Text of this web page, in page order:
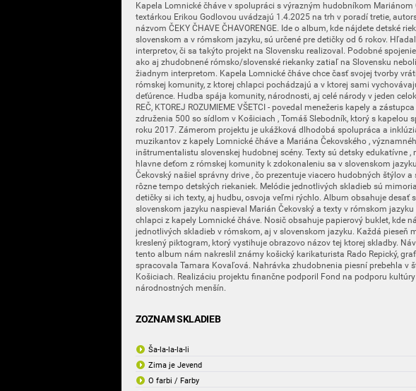
Kapela Lomnické čháve v spolupráci s výrazným hudobníkom Mariánom
textárkou Erikou Godlovou uvádzajú 1.4.2025 na trh v poradí tretie,
názvom ČEKY ČHAVE ČHAVORENGE. Ide o album, kde nájdete detské
slovenskom a v rómskom jazyku, sú určené pre detičky od 6 rokov.
interpretov, či sa takýto projekt na Slovensku realizoval. Podobné
ako aj zhudobnené rómsko/slovenské riekanky zatiaľ na Slovensku
žiadnym interpretom. Kapela Lomnické čháve chce časť svojej tvorby
rómskej komunity, z ktorej chlapci pochádzajú a v ktorej sami
deťúrence. Hudba spája komunity, národnosti, aj celé národy v jeden
REČ, KTOREJ ROZUMIEME VŠETCI - povedal menežeris kapely a
združenia 500 so sídlom v Košiciach , Tomáš Slebodník, ktorý s kapelou
roku 2017. Zámerom projektu je ukážková dlhodobá spolupráca a
muzikantov z kapely Lomnické čháve a Mariána Čekovského ,
inštrumentalistu slovenskej hudobnej scény. Texty sú detsky edukatívne
hlavne deťom z rómskej komunity k zdokonaleniu sa v slovenskom
Čekovský našiel správny drive , čo prezentuje viacero hudobných štýlov a
rôzne tempo detských riekaniek. Melódie jednotlivých skladieb sú
detičky si ich texty, aj hudbu, osvoja veľmi rýchlo. Album obsahuje desať
slovenskom jazyku naspieval Marián Čekovský a texty v rómskom jazyku
chlapci z kapely Lomnické čháve. Nosič obsahuje papierový buklet, kde
jednotlivých skladieb v rómskom, aj v slovenskom jazyku. Každá pieseň
kreslený piktogram, ktorý vystihuje obrazovo názov tej ktorej skladby.
tento album nám nakreslil známy košický karikaturista Rado Repický,
spracovala Tamara Kovaľová. Nahrávka zhudobnenia piesní prebehla v
Košiciach. Realizáciu projektu finančne podporil Fond na podporu kultúry
národnostných menšín.
ZOZNAM SKLADIEB
Ša-la-la-la-li
Zima je Jevend
O farbi / Farby